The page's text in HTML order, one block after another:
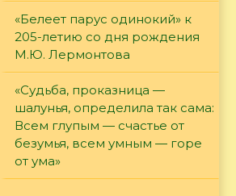
«Белеет парус одинокий» к
205-летию со дня рождения
М.Ю. Лермонтова
«Судьба, проказница —
шалунья, определила так сама:
Всем глупым — счастье от
безумья, всем умным — горе
от ума»